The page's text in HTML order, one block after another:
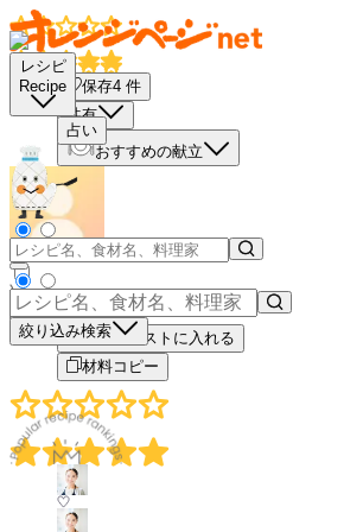
レシピ
Recipe
占い
絞り込み検索
保存4 件
共有
おすすめの献立
－
＋
買い物リストに入れる
材料コピー